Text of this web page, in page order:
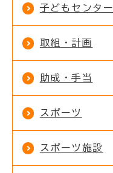
子どもセンター
取組・計画
助成・手当
スポーツ
スポーツ施設